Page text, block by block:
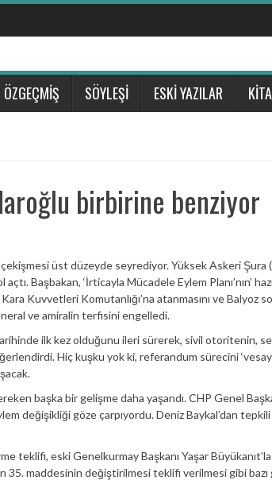
ÖZGEÇMİŞ SÖYLEŞİ ESKİ YAZILAR
birbirine benziyor
üst düzeyde seyrediyor. Yüksek Askeri Şura
Başbakan, ‘İrticayla Mücadele Eylem Planı’nın’
Kuvvetleri Komutanlığı’na atanmasını ve Balyoz
ve amiralin terfisini engelledi.
ilk kez olduğunu ileri sürerek, sivil otoritenin,
Hiç kuşku yok ki, referandum sürecini
başka bir gelişme daha yaşandı. CHP Genel
değişikliği göze çarpıyordu. Deniz Baykal’dan
teklifi, eski Genelkurmay Başkanı Yaşar
35. maddesinin değiştirilmesi teklifi verilmesi gibi